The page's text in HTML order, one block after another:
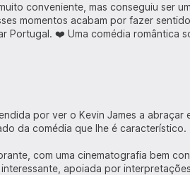
conveniente, mas conseguiu ser
momentos acabam por fazer
Portugal. ❤️ Uma comédia romântica
por ver o Kevin James a abraçar
da comédia que lhe é característico.
com uma cinematografia bem
apoiada por